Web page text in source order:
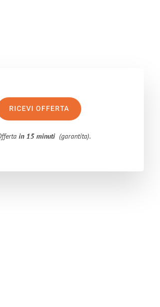
RICEVI OFFERTA
in 15 minuti (garantita).